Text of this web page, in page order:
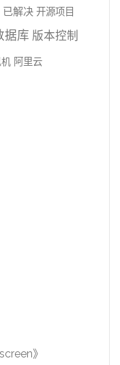
已解决 开源项目
据库 版本控制
阿里云
》